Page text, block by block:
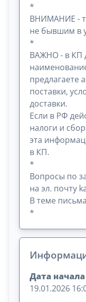
*
ВНИМАНИЕ -
не бывшим в
*
ВАЖНО - в КП
предлагаете
поставки,
доставки.
Если в РФ
налоги и
эта
в КП.
*
Вопросы по
на эл. почту
В теме
*
Дата
19.01.2026